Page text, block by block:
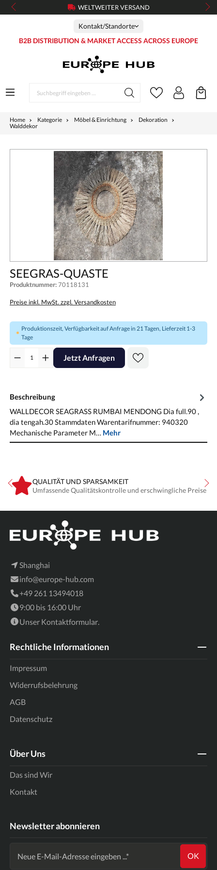
WELTWEITER VERSAND
Kontakt/Standorte
B2B DISTRIBUTION & MARKET ACCESS ACROSS EUROPE
Home Kategorie Möbel & Einrichtung
Dekoration
Walddekor
SEEGRAS-QUASTE
Produktnummer:70118131
Preise inkl. MwSt. zzgl. Versandkosten
Produktionszeit, Verfügbarkeit auf Anfrage in 21 Tagen, Lieferzeit 1-3
Tage
Jetzt Anfragen
Beschreibung
WALLDECOR SEAGRASS RUMBAI MENDONG Dia full.90 ,
dia tengah.30 Stammdaten Warentarifnummer: 940320
Mechanische Parameter M… Mehr
QUALITÄT UND SPARSAMKEIT
Umfassende Qualitätskontrolle und erschwingliche Preise
Shanghai
info@europe-hub.com
+49 261 13494018
9:00 bis 16:00 Uhr
Unser Kontaktformular.
Rechtliche Informationen
Impressum
Widerrufsbelehrung
AGB
Datenschutz
Über Uns
Das sind Wir
Kontakt
Newsletter abonnieren
OK